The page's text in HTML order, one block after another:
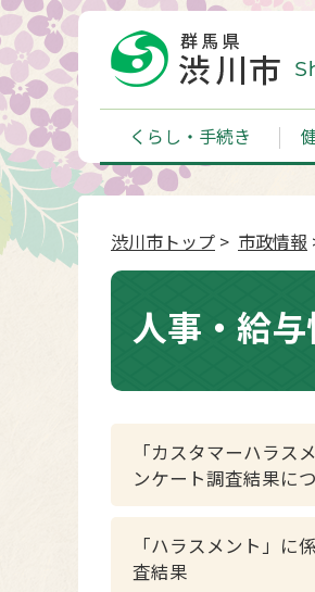
くらし・手続き
渋川市トップ > 市政情報
人事・給
「カスタマーハラス
ンケート調査結果に
「ハラスメント」に
査結果